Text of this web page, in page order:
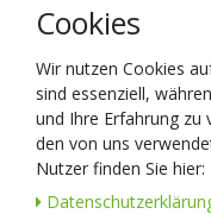
Endlich die Lösung für
Oft verrutschen die
gerade bei Bewegungen
Die NEXTOCH HM3
sicher auf dem Helm. Das
langlebig. Insgesamt
Cookies
Wir nutzen Cookies
sind essenziell,
und Ihre Erfahrung zu
den von uns
Nutzer finden Sie hier: